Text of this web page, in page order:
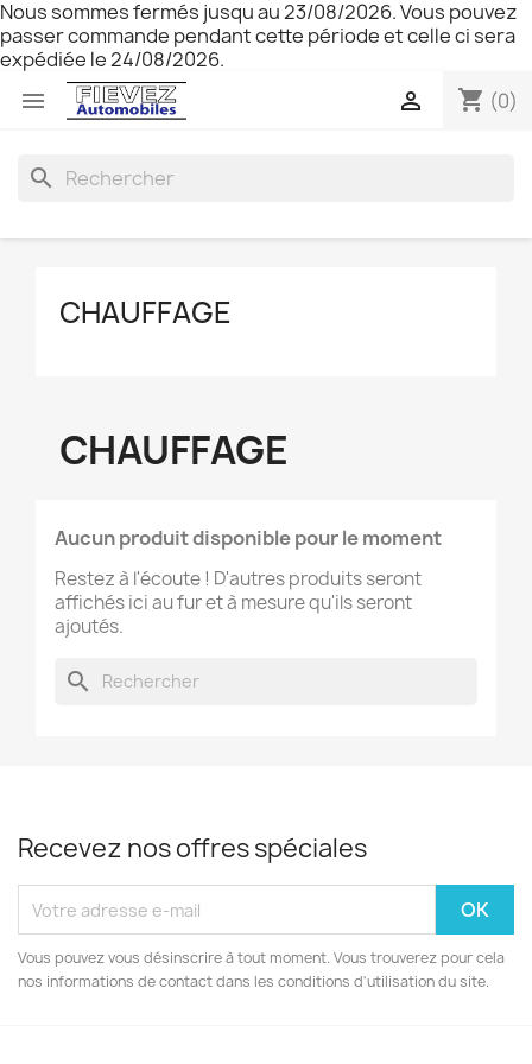
Nous sommes fermés jusqu au 23/08/2026. Vous pouvez
passer commande pendant cette période et celle ci sera
expédiée le 24/08/2026.
 shopping_cart (0)

search
CHAUFFAGE
CHAUFFAGE
Aucun produit disponible pour le moment
Restez à l'écoute ! D'autres produits seront
affichés ici au fur et à mesure qu'ils seront
ajoutés.
search
Recevez nos offres spéciales
Vous pouvez vous désinscrire à tout moment. Vous trouverez pour cela
nos informations de contact dans les conditions d'utilisation du site.